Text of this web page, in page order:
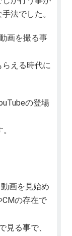
法でした。
画を撮る事
える時代に
の登場
画を見始め
の存在で
見る事で、